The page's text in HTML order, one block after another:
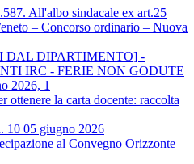
All'albo sindacale ex art.25
– Concorso ordinario – Nuova
DAL DIPARTIMENTO] -
IRC - FERIE NON GODUTE
2026, 1
ottenere la carta docente: raccolta
10 05 giugno 2026
al Convegno Orizzonte